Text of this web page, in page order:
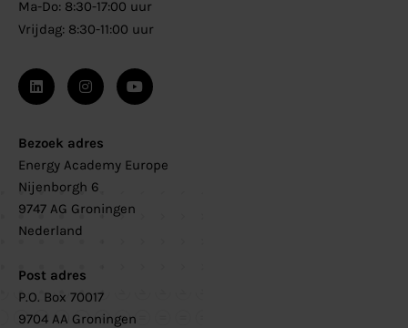
Ma-Do: 8:30-17:00 uur
Vrijdag: 8:30-11:00 uur
Bezoek adres
Energy Academy Europe
Nijenborgh 6
9747 AG Groningen
Nederland
Post adres
P.O. Box 70017
9704 AA Groningen